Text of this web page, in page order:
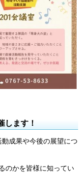
します！
成果や今後の展望につ
のかを皆様に知ってい